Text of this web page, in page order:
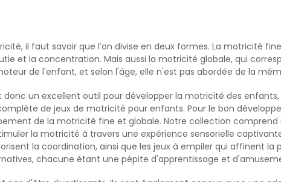
il faut savoir que l’on divise en deux formes. La motricité
et la concentration. Mais aussi la motricité globale, qui
de l'enfant, et selon l'âge, elle n'est pas abordée de la
donc un excellent outil pour développer la motricité des
de jeux de motricité pour enfants. Pour le bon
de la motricité fine et globale. Notre collection
la motricité à travers une expérience sensorielle
la coordination, ainsi que les jeux à empiler qui affinent
chacune étant une pépite d'apprentissage et